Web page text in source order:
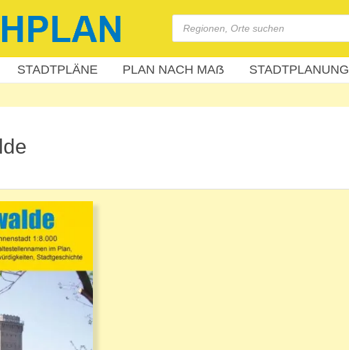
Products
search
STADTPLÄNE PLAN NACH MAẞ STADTPLANUNG